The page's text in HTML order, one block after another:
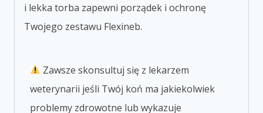
i lekka torba zapewni porządek i ochronę
Twojego zestawu Flexineb.
Zawsze skonsultuj się z lekarzem
weterynarii jeśli Twój koń ma jakiekolwiek
problemy zdrowotne lub wykazuje